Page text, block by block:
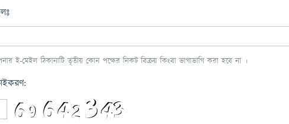
ই-মেইল ঠিকানাটি তৃতীয় কোন পক্ষের নিকট বিক্রয় কিংবা ভাগাভাগি করা হবে না ।